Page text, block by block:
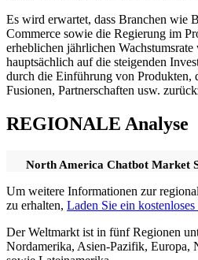
Es wird erwartet, dass Branchen wie
Commerce sowie die Regierung im
erheblichen jährlichen
hauptsächlich auf die steigenden
durch die Einführung von Produkten,
Fusionen, Partnerschaften usw.
REGIONALE Analyse
North America Chatbot Market
Um weitere Informationen zur
zu erhalten, Laden Sie ein
Der Weltmarkt ist in fünf Regionen
Nordamerika, Asien-Pazifik, Europa,